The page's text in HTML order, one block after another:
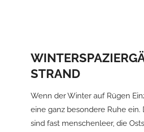
STRAND
Wenn der Winter auf Rügen
eine ganz besondere Ruhe ein.
sind fast menschenleer, die